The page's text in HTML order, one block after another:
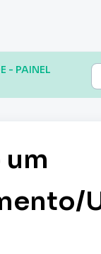
- PAINEL